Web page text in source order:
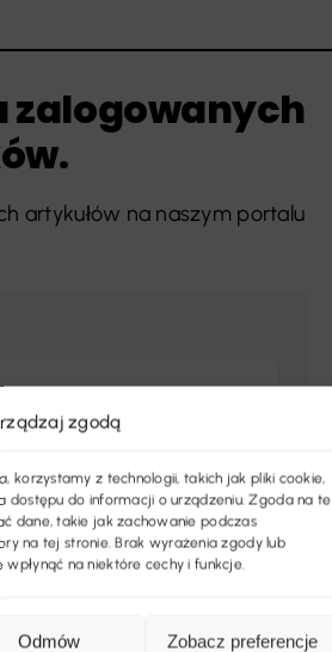
zgodą
korzystamy z technologii, takich jak pliki cookie,
dostępu do informacji o urządzeniu. Zgoda na te
dane, takie jak zachowanie podczas
na tej stronie. Brak wyrażenia zgody lub
na niektóre cechy i funkcje.
Odmów Zobacz preferencje
zalogowanych
artykułów na naszym portalu